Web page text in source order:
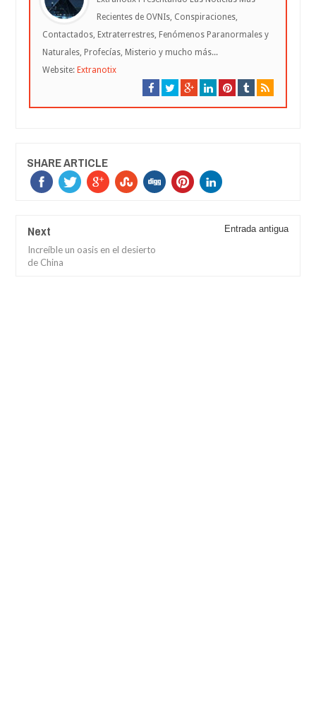
Recientes de OVNIs, Conspiraciones,
Contactados, Extraterrestres, Fenómenos Paranormales y
Naturales, Profecías, Misterio y mucho más...
Website: Extranotix
SHARE ARTICLE
Next
Increíble un oasis en el desierto
de China
Entrada antigua